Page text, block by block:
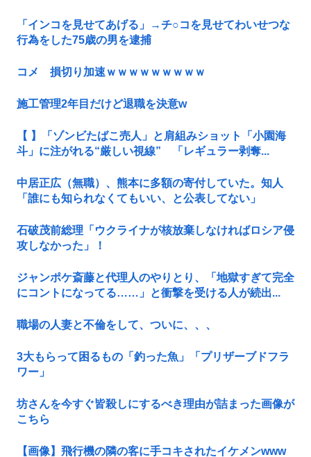
「インコを見せてあげる」→チ○コを見せてわいせつな
行為をした75歳の男を逮捕
コメ 損切り加速ｗｗｗｗｗｗｗｗｗ
施工管理2年目だけど退職を決意w
【 】「ゾンビたばこ売人」と肩組みショット「小園海
斗」に注がれる“厳しい視線” 「レギュラー剥奪...
中居正広（無職）、熊本に多額の寄付していた。知人
「誰にも知られなくてもいい、と公表してない」
石破茂前総理「ウクライナが核放棄しなければロシア侵
攻しなかった」！
ジャンポケ斎藤と代理人のやりとり、「地獄すぎて完全
にコントになってる……」と衝撃を受ける人が続出...
職場の人妻と不倫をして、ついに、、、
3大もらって困るもの「釣った魚」「プリザーブドフラ
ワー」
坊さんを今すぐ皆殺しにするべき理由が詰まった画像が
こちら
【画像】飛行機の隣の客に手コキされたイケメンwww